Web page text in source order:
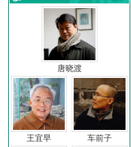
唐晓渡
王宜早 车前子